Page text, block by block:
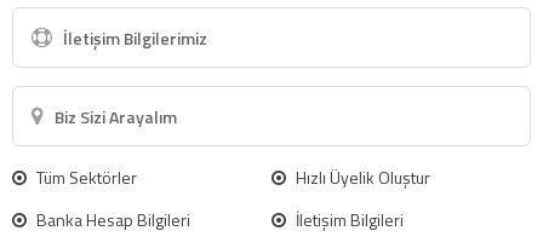
İletişim Bilgilerimiz
Biz Sizi Arayalım
Tüm Sektörler
Hızlı Üyelik Oluştur
Banka Hesap Bilgileri
İletişim Bilgileri